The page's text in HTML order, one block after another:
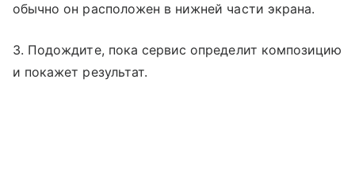
обычно он расположен в нижней части экрана.
3. Подождите, пока сервис определит композицию
и покажет результат.